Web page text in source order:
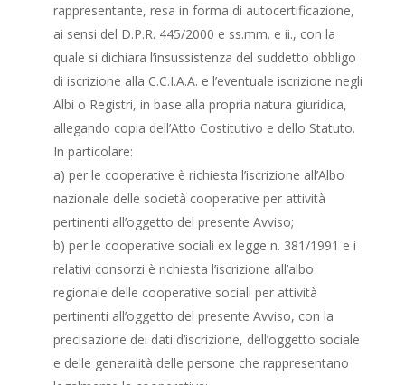
rappresentante, resa in forma di autocertificazione,
ai sensi del D.P.R. 445/2000 e ss.mm. e ii., con la
quale si dichiara l’insussistenza del suddetto obbligo
di iscrizione alla C.C.I.A.A. e l’eventuale iscrizione negli
Albi o Registri, in base alla propria natura giuridica,
allegando copia dell’Atto Costitutivo e dello Statuto.
In particolare:
a) per le cooperative è richiesta l’iscrizione all’Albo
nazionale delle società cooperative per attività
pertinenti all’oggetto del presente Avviso;
b) per le cooperative sociali ex legge n. 381/1991 e i
relativi consorzi è richiesta l’iscrizione all’albo
regionale delle cooperative sociali per attività
pertinenti all’oggetto del presente Avviso, con la
precisazione dei dati d’iscrizione, dell’oggetto sociale
e delle generalità delle persone che rappresentano